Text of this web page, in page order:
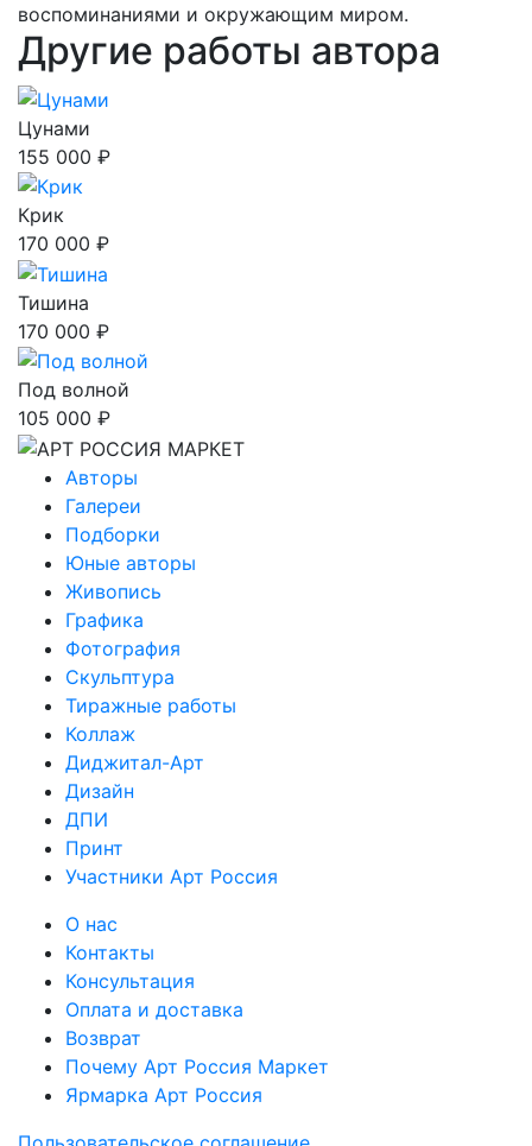
воспоминаниями и окружающим миром.
Другие работы автора
Цунами
155 000 ₽
Крик
170 000 ₽
Тишина
170 000 ₽
Под волной
105 000 ₽
Авторы
Галереи
Подборки
Юные авторы
Живопись
Графика
Фотография
Скульптура
Тиражные работы
Коллаж
Диджитал-Арт
Дизайн
ДПИ
Принт
Участники Арт Россия
О нас
Контакты
Консультация
Оплата и доставка
Возврат
Почему Арт Россия Маркет
Ярмарка Арт Россия